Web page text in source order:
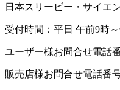
日本スリービー・サイエ
受付時間：平日 午前9時
ユーザー様お問合せ電話
販売店様お問合せ電話番